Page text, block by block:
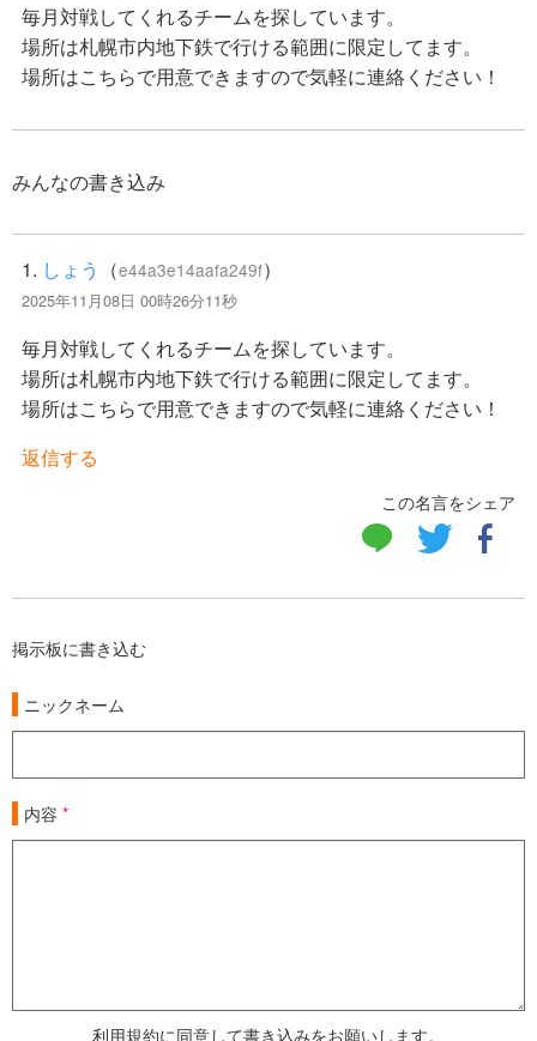
毎月対戦してくれるチームを探しています。
場所は札幌市内地下鉄で行ける範囲に限定してます。
場所はこちらで用意できますので気軽に連絡ください！
みんなの書き込み
1. しょう （e44a3e14aafa249f）
2025年11月08日 00時26分11秒
毎月対戦してくれるチームを探しています。
場所は札幌市内地下鉄で行ける範囲に限定してます。
場所はこちらで用意できますので気軽に連絡ください！
返信する
この名言をシェア
掲示板に書き込む
ニックネーム
内容
利用規約に同意して書き込みをお願いします。